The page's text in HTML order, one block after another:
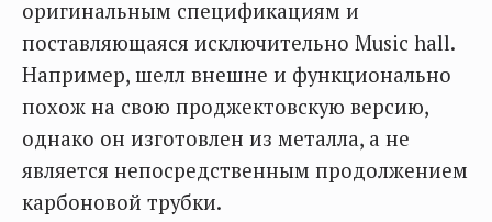
оригинальным спецификациям и
поставляющаяся исключительно Music hall.
Например, шелл внешне и функционально
похож на свою проджектовскую версию,
однако он изготовлен из металла, а не
является непосредственным продолжением
карбоновой трубки.